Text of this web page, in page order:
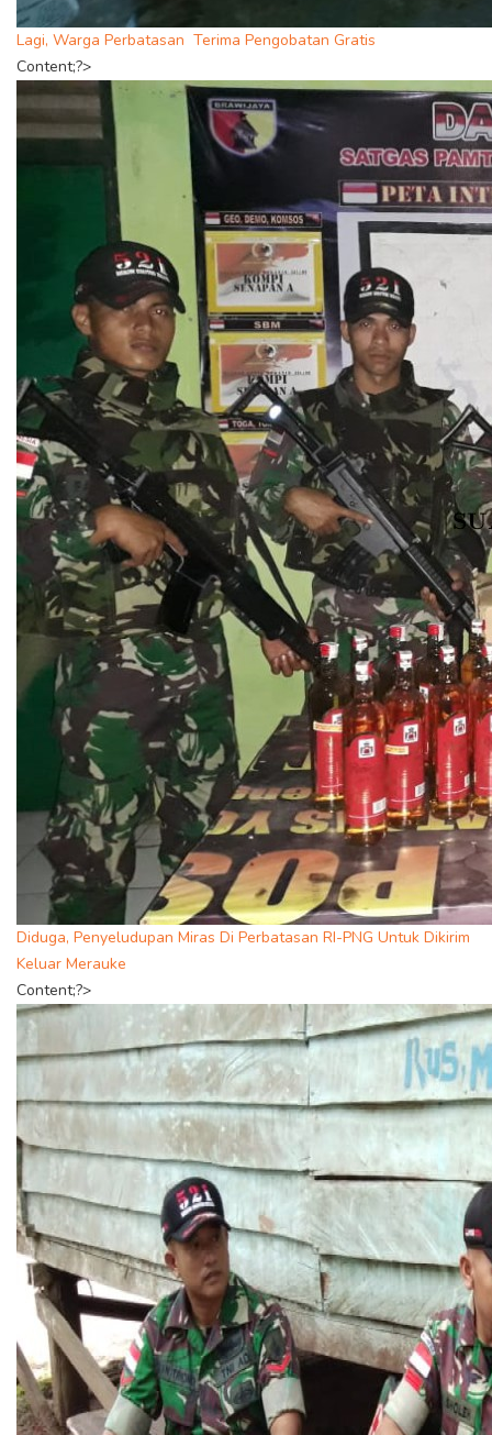
Lagi, Warga Perbatasan Terima Pengobatan Gratis
Content;?>
Diduga, Penyeludupan Miras Di Perbatasan RI-PNG Untuk Dikirim
Keluar Merauke
Content;?>